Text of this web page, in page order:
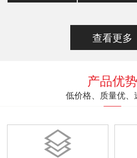
查看更多
产品优势
低价格、质量优、